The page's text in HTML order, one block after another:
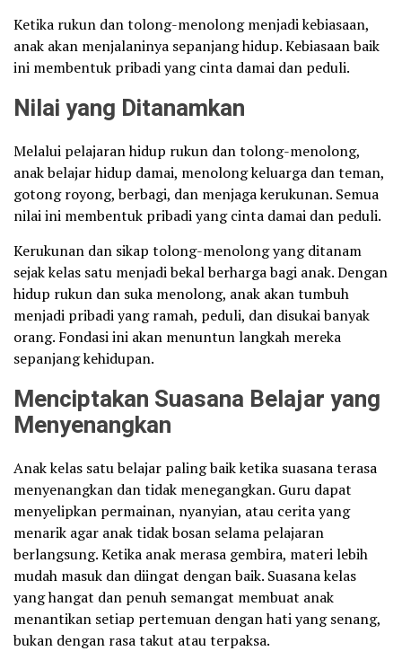
Ketika rukun dan tolong-menolong menjadi kebiasaan,
anak akan menjalaninya sepanjang hidup. Kebiasaan baik
ini membentuk pribadi yang cinta damai dan peduli.
Nilai yang Ditanamkan
Melalui pelajaran hidup rukun dan tolong-menolong,
anak belajar hidup damai, menolong keluarga dan teman,
gotong royong, berbagi, dan menjaga kerukunan. Semua
nilai ini membentuk pribadi yang cinta damai dan peduli.
Kerukunan dan sikap tolong-menolong yang ditanam
sejak kelas satu menjadi bekal berharga bagi anak. Dengan
hidup rukun dan suka menolong, anak akan tumbuh
menjadi pribadi yang ramah, peduli, dan disukai banyak
orang. Fondasi ini akan menuntun langkah mereka
sepanjang kehidupan.
Menciptakan Suasana Belajar yang
Menyenangkan
Anak kelas satu belajar paling baik ketika suasana terasa
menyenangkan dan tidak menegangkan. Guru dapat
menyelipkan permainan, nyanyian, atau cerita yang
menarik agar anak tidak bosan selama pelajaran
berlangsung. Ketika anak merasa gembira, materi lebih
mudah masuk dan diingat dengan baik. Suasana kelas
yang hangat dan penuh semangat membuat anak
menantikan setiap pertemuan dengan hati yang senang,
bukan dengan rasa takut atau terpaksa.